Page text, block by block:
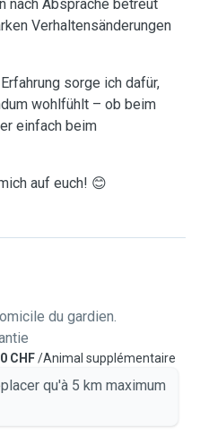
nach Absprache betreut
Verhaltensänderungen
sorge ich dafür,
wohlfühlt – ob beim
einfach beim
auf euch! 😊
du gardien.
CHF/Animal supplémentaire
qu'à 5 km maximum